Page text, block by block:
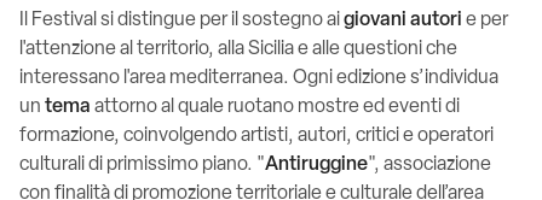
Il Festival si distingue per il sostegno aigiovani autori e per
l'attenzione al territorio, alla Sicilia e alle questioni che
interessano l'area mediterranea. Ogni edizione s’individua
un tema attorno al quale ruotano mostre ed eventi di
formazione, coinvolgendo artisti, autori, critici e operatori
culturali di primissimo piano. "Antiruggine", associazione
con finalità di promozione territoriale e culturale dell’area